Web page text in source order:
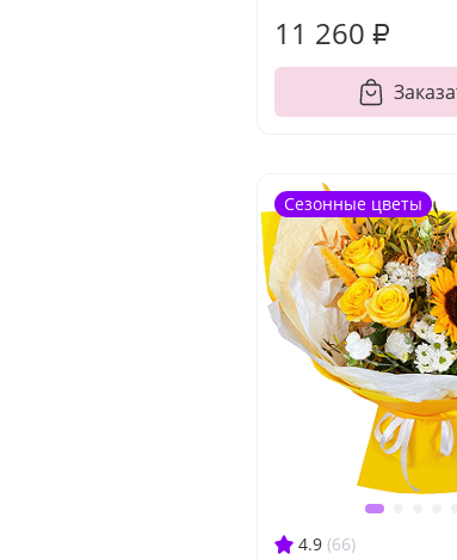
11 260 ₽
4.9 (66)
Сезонные цветы